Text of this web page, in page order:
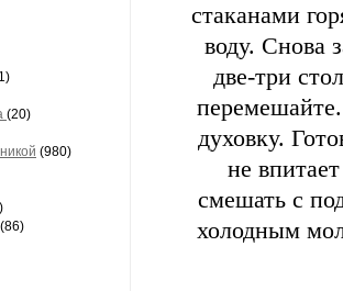
(20)
(980)
(86)
стаканами
воду. Снова
две-три
духовку.
не
смешать с
холодным